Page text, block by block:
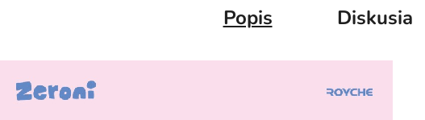
Popis Diskusia